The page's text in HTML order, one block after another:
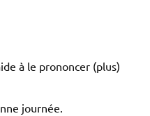
à le prononcer (plus)
journée.